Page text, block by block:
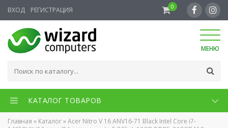
ВХОД РЕГИСТРАЦИЯ 0
МЕНЮ
КАТАЛОГ ТОВАРОВ
Главная » Каталог»Acer Nitro V 16 ANV16-71 Black Intel Core i7-